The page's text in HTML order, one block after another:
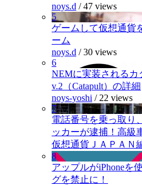
noys.d /47 views
5
ゲームして仮想通貨
ーム
noys.d /30 views
6
NEMに実装されるカ
v.2（Catapult）の詳細
noys-yoshi / 22 views
7
電話番号を乗っ取り
ッカーが逮捕！高級
仮想通貨ＪＡＰＡＮ
8
アップルがiPhoneを
グを禁止に！